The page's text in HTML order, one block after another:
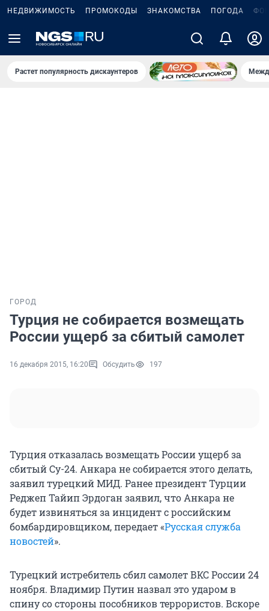
НЕДВИЖИМОСТЬ ПРОМОКОДЫ ЗНАКОМСТВА ПОГОДА
Растет популярность дискаунтеров
ГОРОД
Турция не собирается возмещать
России ущерб за сбитый самолет
16 декабря 2015, 16:20 Обсудить 197
Турция отказалась возмещать России ущерб за
сбитый Су-24. Анкара не собирается этого делать,
заявил турецкий МИД. Ранее президент Турции
Реджеп Тайип Эрдоган заявил, что Анкара не
будет извиняться за инцидент с российским
бомбардировщиком, передает «Русская служба
новостей».
Турецкий истребитель сбил самолет ВКС России 24
ноября. Владимир Путин назвал это ударом в
спину со стороны пособников террористов. Вскоре